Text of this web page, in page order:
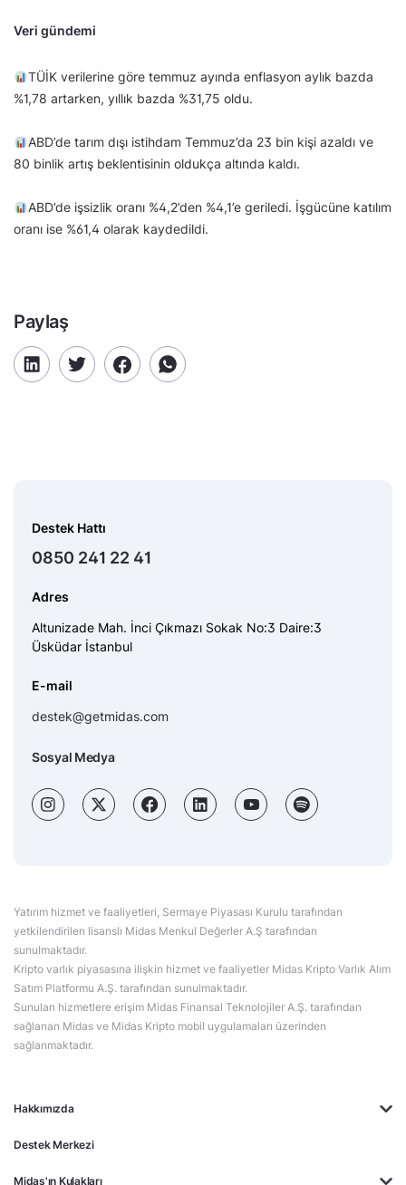
Veri gündemi
TÜİK verilerine göre temmuz ayında enflasyon aylık bazda
%1,78 artarken, yıllık bazda %31,75 oldu.
ABD’de tarım dışı istihdam Temmuz’da 23 bin kişi azaldı ve
80 binlik artış beklentisinin oldukça altında kaldı.
ABD’de işsizlik oranı %4,2’den %4,1’e geriledi. İşgücüne katılım
oranı ise %61,4 olarak kaydedildi.
Paylaş
Hakkımızda
Destek Merkezi
Midas'ın Kulakları
Destek Hattı
0850 241 22 41
Adres
Altunizade Mah. İnci Çıkmazı Sokak No:3 Daire:3
Üsküdar İstanbul
E-mail
destek@getmidas.com
Sosyal Medya
Yatırım hizmet ve faaliyetleri, Sermaye Piyasası Kurulu tarafından
yetkilendirilen lisanslı Midas Menkul Değerler A.Ş tarafından
sunulmaktadır.
Kripto varlık piyasasına ilişkin hizmet ve faaliyetler Midas Kripto Varlık Alım
Satım Platformu A.Ş. tarafından sunulmaktadır.
Sunulan hizmetlere erişim Midas Finansal Teknolojiler A.Ş. tarafından
sağlanan Midas ve Midas Kripto mobil uygulamaları üzerinden
sağlanmaktadır.